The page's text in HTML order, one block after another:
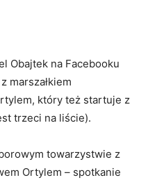
Obajtek na Facebooku
marszałkiem
który też startuje z
trzeci na liście).
towarzystwie z
Ortylem – spotkanie